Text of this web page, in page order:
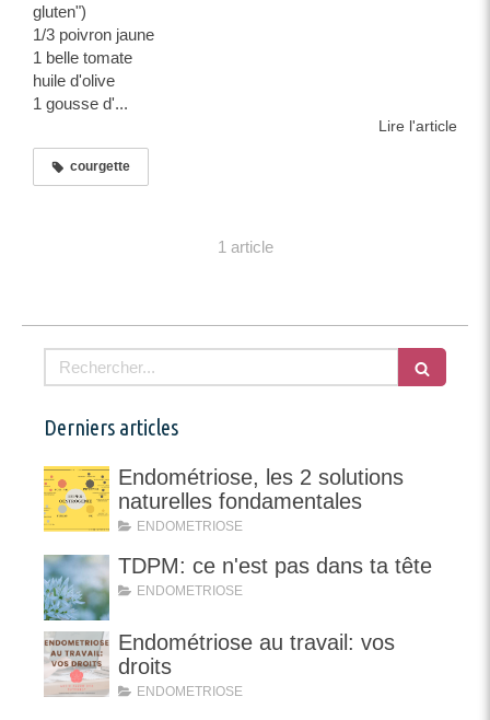
gluten")
1/3 poivron jaune
1 belle tomate
huile d'olive
1 gousse d'...
Lire l'article
courgette
1 article
Rechercher
Derniers articles
Endométriose, les 2 solutions
naturelles fondamentales
ENDOMETRIOSE
TDPM: ce n'est pas dans ta tête
ENDOMETRIOSE
Endométriose au travail: vos
droits
ENDOMETRIOSE